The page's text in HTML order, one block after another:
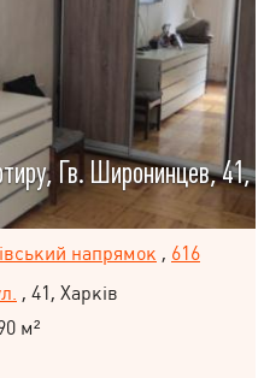
Гв. Широнинцев, 41,
напрямок , 616
, 41, Харків
м²